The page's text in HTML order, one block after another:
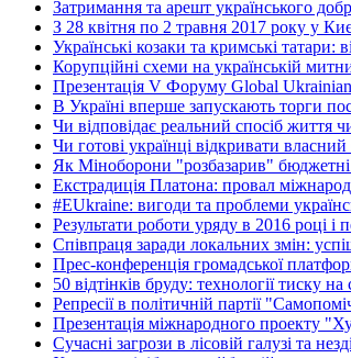
Затримання та арешт українського
З 28 квітня по 2 травня 2017 року у
Українські козаки та кримські
Корупційні схеми на українській
Презентація V Форуму Global
В Україні вперше запускають торги
Чи відповідає реальний спосіб життя
Чи готові українці відкривати
Як Міноборони "розбазарив"
Екстрадиція Платона: провал
#EUkraine: вигоди та проблеми
Результати роботи уряду в 2016 році і
Співпраця заради локальних змін:
Прес-конференція громадської
50 відтінків бруду: технології тиску
Репресії в політичній партії
Презентація міжнародного проекту
Сучасні загрози в лісовій галузі та